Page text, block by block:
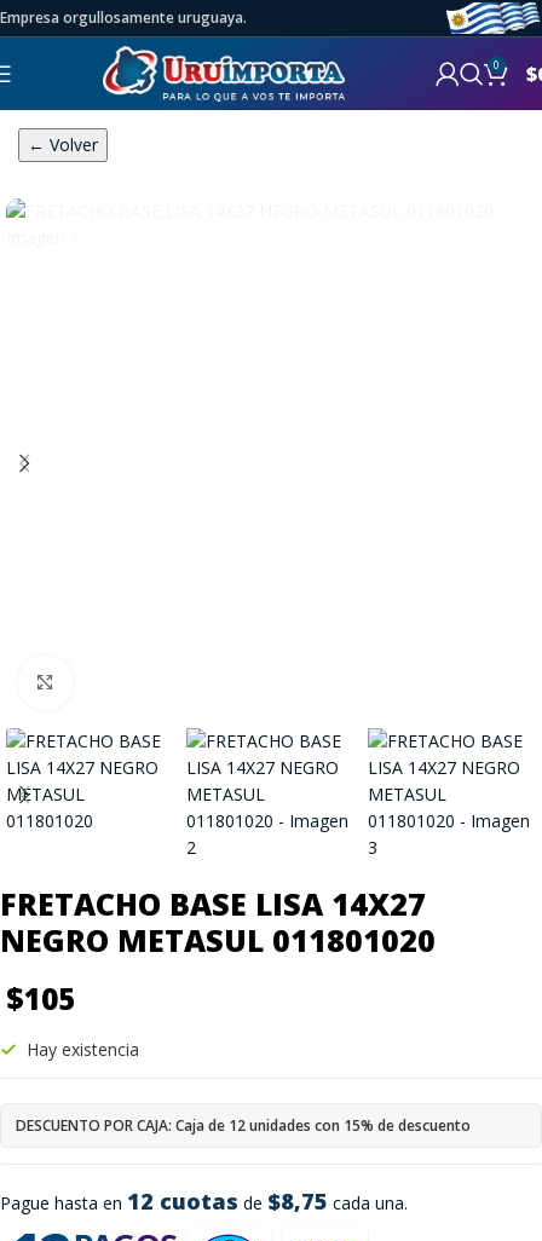
Empresa orgullosamente uruguaya.
0 $
← Volver
FRETACHO BASE LISA 14X27
NEGRO METASUL 011801020
$105
Pague hasta en 12 cuotas de $8,75 cada una.
Hay existencia
DESCUENTO POR CAJA: Caja de 12 unidades con 15% de descuento